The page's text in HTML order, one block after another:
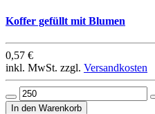
Koffer gefüllt mit Blumen
0,57 €
inkl. MwSt. zzgl. Versandkosten